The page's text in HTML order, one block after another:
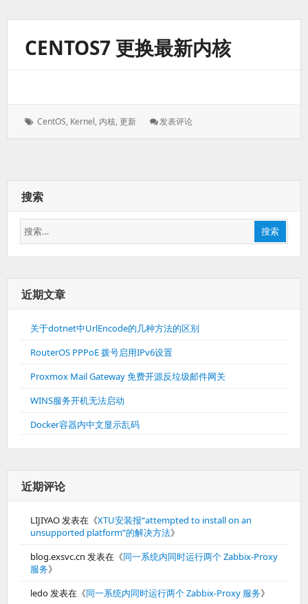
更
时
Errno
方
法
CENTOS7 更换最新内核
标
CentOS, Kernel, 内核,更新 发表评论: CentOS7
搜索
搜
索：
搜索
近期文章
关于dotnet中UrlEncode的几种方法的区别
RouterOS PPPoE 拨号启用IPv6设置
Proxmox Mail Gateway 免费开源反垃圾邮件网关
WINS服务开机无法启动
Docker容器内中文显示乱码
近期评论
LIJIYAO发表在《XTU安装报“attempted to install on an
unsupported platform”的解决方法》
blog.exsvc.cn 发表在《同一系统内同时运行两个 Zabbix-Proxy
服务》
ledo发表在《同一系统内同时运行两个 Zabbix-Proxy 服务》